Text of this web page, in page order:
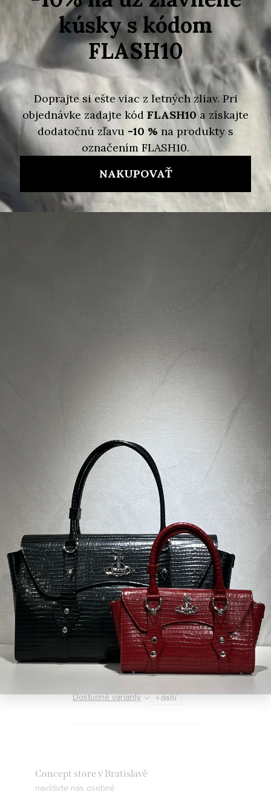
Možnosti doručení
4 750 Kč
1 425 Kč
cena:
VLOŽIT DO KOŠÍKU
Značka:MARC JACOBS Kód produktu: 191267997780
Dotaz k produktu
Hlídací pes Sdílet
Popis produktu
Související produkty
-70 %
Krátké kalhoty - THE SPORT
SHORT
4 750 Kč
1 425 Kč
Dostupné varianty + další
Concept store v Bratislavě
navštivte nás osobně